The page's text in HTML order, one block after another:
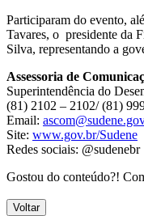
Participaram do evento,
Tavares, o presidente da
Silva, representando a
Assessoria de
Superintendência do
(81) 2102 – 2102/ (81)
Email:
Site: www.gov.br/Sudene
Redes sociais: @sudenebr
Gostou do conteúdo?!
Voltar